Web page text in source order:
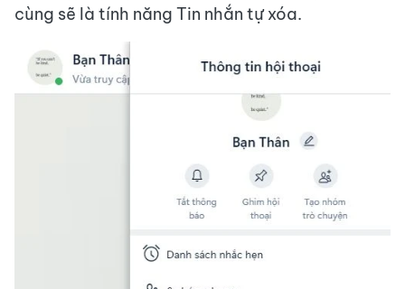
cùng sẽ là tính năng Tin nhắn tự xóa.